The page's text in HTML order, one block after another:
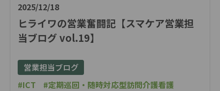
2025/12/18
ヒライワの営業奮闘記【スマケア営業担
当ブログ vol.19】
営業担当ブログ
#ICT
#定期巡回・随時対応型訪問介護看護